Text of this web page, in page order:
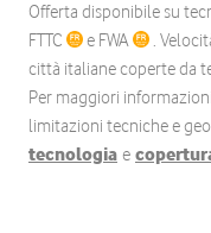
Offerta disponibile su
FTTC
e FWA
.
città italiane coperte da
Per maggiori
limitazioni tecniche e
tecnologia e